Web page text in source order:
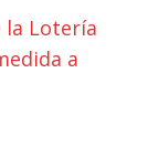
la Lotería
a